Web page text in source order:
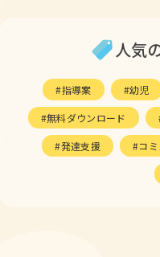
人気
指導案 幼児
無料ダウンロード
発達支援 コ